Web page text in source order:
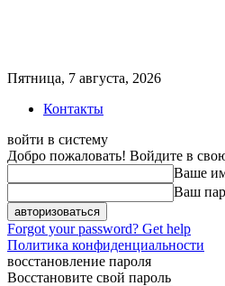
Пятница, 7 августа, 2026
Контакты
войти в систему
Добро пожаловать! Войдите в
Ваше
Ваш
Forgot your password? Get help
Политика конфиденциальности
восстановление пароля
Восстановите свой пароль